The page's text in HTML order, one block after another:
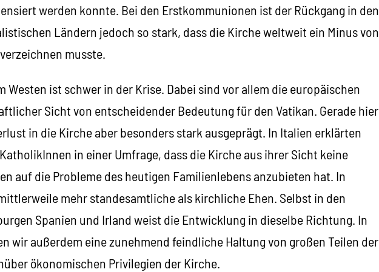
werden konnte. Bei den Erstkommunionen ist der Rückgang in den
Ländern jedoch so stark, dass die Kirche weltweit ein Minus von
musste.
Westen ist schwer in der Krise. Dabei sind vor allem die europäischen
Sicht von entscheidender Bedeutung für den Vatikan. Gerade hier
in die Kirche aber besonders stark ausgeprägt. In Italien erklärten
in einer Umfrage, dass die Kirche aus ihrer Sicht keine
auf die Probleme des heutigen Familienlebens anzubieten hat. In
mehr standesamtliche als kirchliche Ehen. Selbst in den
Spanien und Irland weist die Entwicklung in dieselbe Richtung. In
wir außerdem eine zunehmend feindliche Haltung von großen Teilen der
ökonomischen Privilegien der Kirche.